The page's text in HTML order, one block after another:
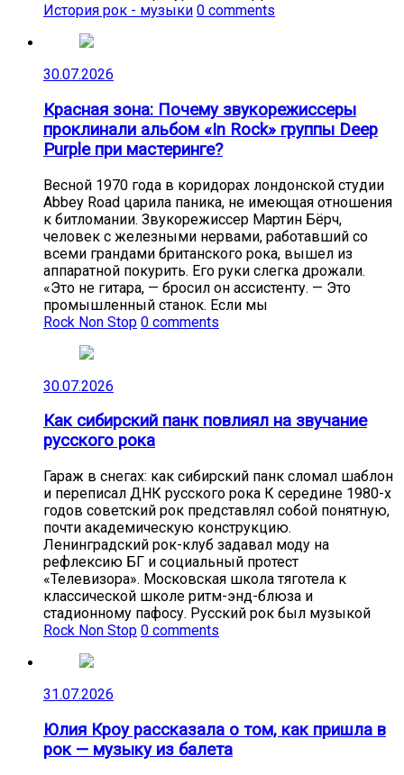
История рок - музыки 0 comments
30.07.2026
Красная зона: Почему звукорежиссеры
проклинали альбом «In Rock» группы Deep
Purple при мастеринге?
Весной 1970 года в коридорах лондонской студии
Abbey Road царила паника, не имеющая отношения
к битломании. Звукорежиссер Мартин Бёрч,
человек с железными нервами, работавший со
всеми грандами британского рока, вышел из
аппаратной покурить. Его руки слегка дрожали.
«Это не гитара, — бросил он ассистенту. — Это
промышленный станок. Если мы
Rock Non Stop 0 comments
30.07.2026
Как сибирский панк повлиял на звучание
русского рока
Гараж в снегах: как сибирский панк сломал шаблон
и переписал ДНК русского рока К середине 1980-х
годов советский рок представлял собой понятную,
почти академическую конструкцию.
Ленинградский рок-клуб задавал моду на
рефлексию БГ и социальный протест
«Телевизора». Московская школа тяготела к
классической школе ритм-энд-блюза и
стадионному пафосу. Русский рок был музыкой
Rock Non Stop 0 comments
31.07.2026
Юлия Кроу рассказала о том, как пришла в
рок — музыку из балета